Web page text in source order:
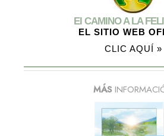
El CAMINO A LA
EL SITIO WEB
CLIC AQUÍ »
MÁS